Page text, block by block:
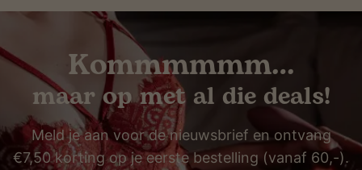
Kommmmmm…
maar op met al die deals!
Meld je aan voor de nieuwsbrief en ontvang
€7,50 korting op je eerste bestelling (vanaf 60,-).